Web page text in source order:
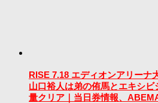
RISE 7.18 エディオンアリーナ
山口裕人は弟の侑馬とエキシ
量クリア｜当日券情報、